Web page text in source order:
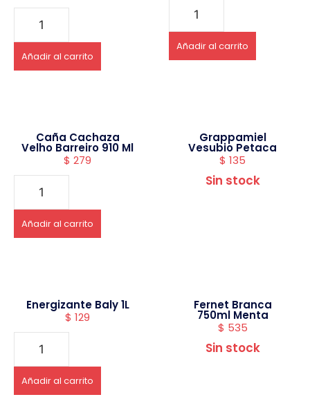
Añadir al carrito
Añadir al carrito
Caña Cachaza
Velho Barreiro 910 Ml
$ 279
Añadir al carrito
Grappamiel
Vesubio Petaca
$ 135
Sin stock
Energizante Baly 1L
$ 129
Añadir al carrito
Fernet Branca
750ml Menta
$ 535
Sin stock